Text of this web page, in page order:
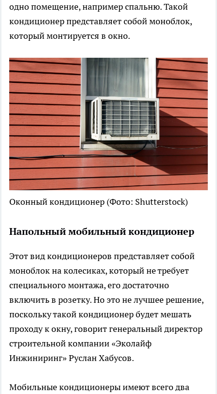
одно помещение, например спальню. Такой
кондиционер представляет собой моноблок,
который монтируется в окно.
Оконный кондиционер (Фото: Shutterstock)
Напольный мобильный кондиционер
Этот вид кондиционеров представляет собой
моноблок на колесиках, который не требует
специального монтажа, его достаточно
включить в розетку. Но это не лучшее решение,
поскольку такой кондиционер будет мешать
проходу к окну, говорит генеральный директор
строительной компании «Эколайф
Инжиниринг» Руслан Хабусов.
Мобильные кондиционеры имеют всего два